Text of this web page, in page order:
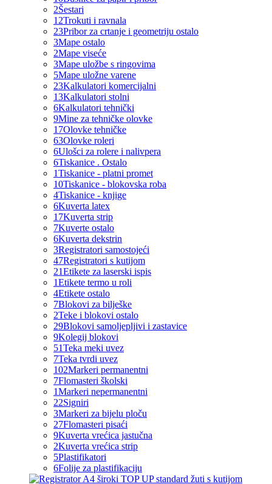
2Šestari
12Trokuti i ravnala
23Pribor za crtanje i geometriju ostalo
3Mape ostalo
2Mape viseće
3Mape uložbe s ringovima
5Mape uložne varene
23Kalkulatori komercijalni
13Kalkulatori stolni
6Kalkulatori tehnički
9Mine za tehničke olovke
17Olovke tehničke
63Olovke roleri
6Ulošci za rolere i nalivpera
6Tiskanice . Ostalo
1Tiskanice - platni promet
10Tiskanice - blokovska roba
4Tiskanice - knjige
6Kuverta latex
17Kuverta strip
7Kuverte ostalo
6Kuverta dekstrin
3Registratori samostojeći
47Registratori s kutijom
21Etikete za laserski ispis
1Etikete termo u roli
4Etikete ostalo
7Blokovi za bilješke
2Teke i blokovi ostalo
29Blokovi samoljepljivi i zastavice
9Kolegij blokovi
51Teka meki uvez
7Teka tvrdi uvez
102Markeri permanentni
7Flomasteri školski
1Markeri nepermanentni
22Signiri
3Markeri za bijelu ploču
27Flomasteri pisaći
9Kuverta vrećica jastučna
2Kuverta vrećica strip
5Plastifikatori
6Folije za plastifikaciju